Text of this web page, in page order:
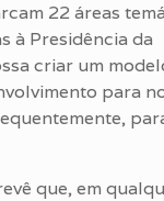
22 áreas
à Presidência da
criar um
para
que, em